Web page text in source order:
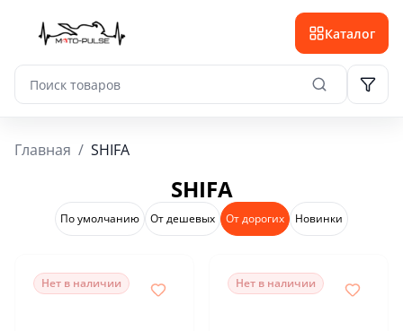
Каталог
Главная / SHIFA
SHIFA
По умолчанию От дешевых От дорогих Новинки
Нет в наличии Нет в наличии